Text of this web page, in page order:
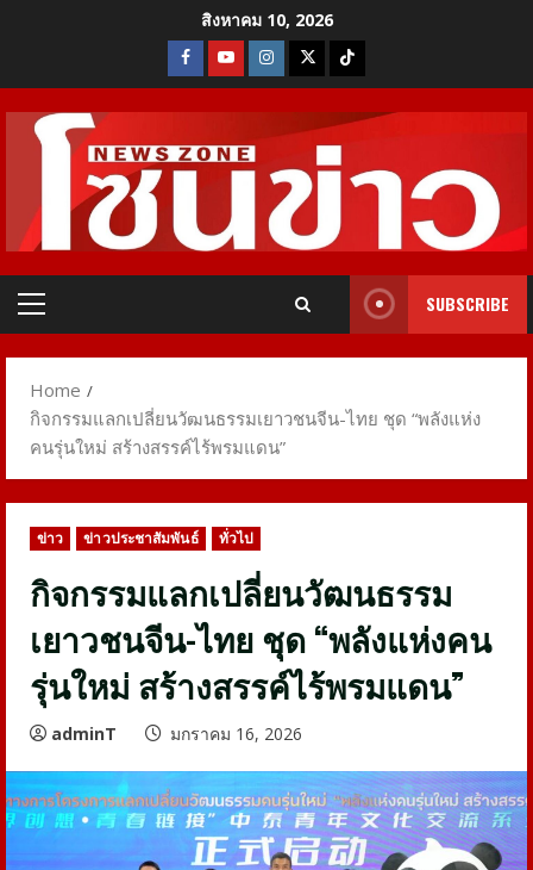
สิงหาคม 10, 2026
Facebook
YoutubeInstagram
X Tiktok
Primary
SUBSCRIBE
Home
กิจกรรมแลกเปลี่ยนวัฒนธรรมเยาวชนจีน-ไทย ชุด “พลังแห่ง
คนรุ่นใหม่ สร้างสรรค์ไร้พรมแดน”
ข่าว ข่าวประชาสัมพันธ์ ทั่วไป
กิจกรรมแลกเปลี่ยนวัฒนธรรม
เยาวชนจีน-ไทย ชุด “พลังแห่งคน
รุ่นใหม่ สร้างสรรค์ไร้พรมแดน”
adminT มกราคม 16, 2026